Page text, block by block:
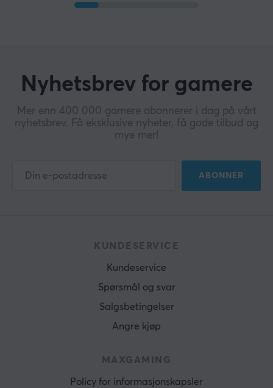
Nyhetsbrev for gamere
Mer enn 400 000 gamere abonnerer i dag på vårt
nyhetsbrev. Få eksklusive nyheter, få gode tilbud og
mye mer!
ABONNER
KUNDESERVICE
Kundeservice
Spørsmål og svar
Salgsbetingelser
Angre kjøp
MAXGAMING
Policy for informasjonskapsler